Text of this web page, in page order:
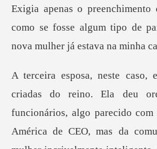
Sair
Exigia apenas o preenchimento
com
funcionários, algo parecido
América de CEO, mas da